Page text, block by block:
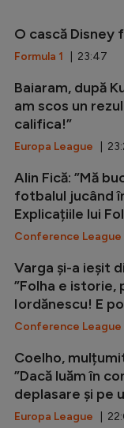
O cască Disney
Formula 1 | 23:47
Baiaram, după
am scos un
califica!”
Europa League |
Alin Fică: ”Mă
fotbalul jucând
Explicațiile lui
Conference League
Varga și-a ieșit
”Folha e istorie,
Iordănescu! E
Conference League
Coelho,
”Dacă luăm în
deplasare și pe
Europa League |